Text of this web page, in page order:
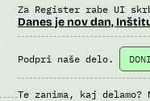
Za Register rabe UI
Danes je nov dan,
Podpri naše delo.
Te zanima, kaj delamo?